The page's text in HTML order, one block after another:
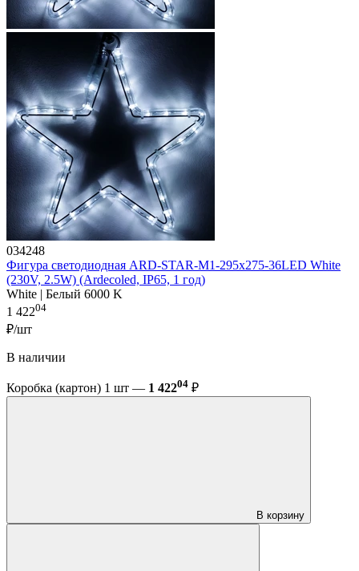
034248
Фигура cветодиодная ARD-STAR-M1-295x275-36LED White
(230V, 2.5W) (Ardecoled, IP65, 1 год)
White | Белый 6000 K
1 42204
₽/шт
В наличии
Коробка (картон) 1 шт — 1 42204 ₽
В корзину